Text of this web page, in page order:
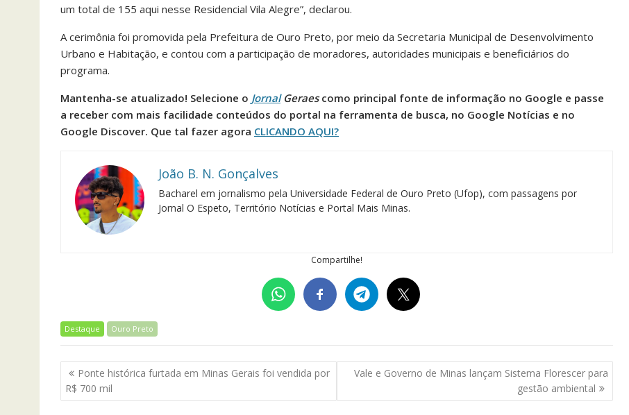
um total de 155 aqui nesse Residencial Vila Alegre”, declarou.
A cerimônia foi promovida pela Prefeitura de Ouro Preto, por meio da Secretaria Municipal de Desenvolvimento
Urbano e Habitação, e contou com a participação de moradores, autoridades municipais e beneficiários do
programa.
Mantenha-se atualizado! Selecione o JornalGeraescomo principal fonte de informação no Google e passe
a receber com mais facilidade conteúdos do portal na ferramenta de busca, no Google Notícias e no
Google Discover. Que tal fazer agora CLICANDO AQUI?
João B. N. Gonçalves
Bacharel em jornalismo pela Universidade Federal de Ouro Preto (Ufop), com passagens por
Jornal O Espeto, Território Notícias e Portal Mais Minas.
Compartilhe!
Destaque Ouro Preto
Navegação
de
Post
Ponte histórica furtada em Minas Gerais foi vendida por
R$ 700 mil
Vale e Governo de Minas lançam Sistema Florescer para
gestão ambiental